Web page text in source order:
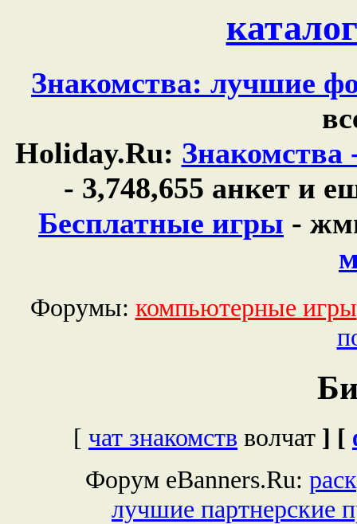
Знакомства: лучшие
Holiday.Ru: Знакомства
- 3,748,655 анкет и
Бесплатные игры -
Форумы: компьютерные игры
[ чат знакомств волчат ] [
Форум eBanners.Ru:
лучшие партнерские